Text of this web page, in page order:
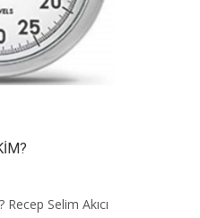
Recep Selim Akıcı